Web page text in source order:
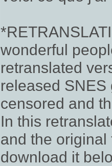
wonderful
retranslated
released
censored and
In this
and the original
download it